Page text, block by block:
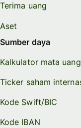
Terima uang
Aset
Sumber daya
Kalkulator mata uang
Ticker saham
Kode Swift/BIC
Kode IBAN